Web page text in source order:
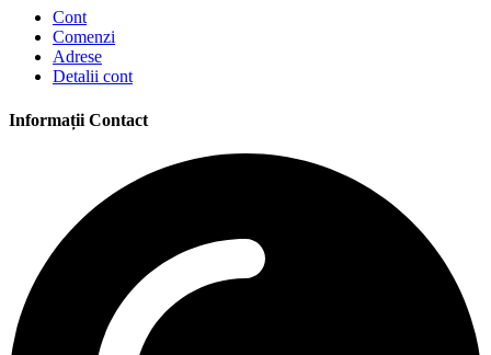
Cont
Comenzi
Adrese
Detalii cont
Informații Contact